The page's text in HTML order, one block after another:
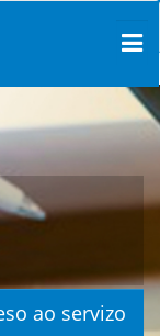
ao servizo